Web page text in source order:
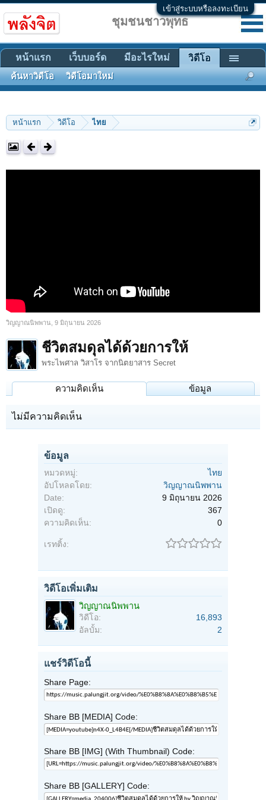
เข้าสู่ระบบหรือลงทะเบียน
หน้าแรก วิดีโอ ไทย
วิญญาณนิพพาน 9 มิถุนายน 2026
ชีวิตสมดุลได้ด้วยการให้
พระไพศาล วิสาโร จากนิตยาสาร Secret
ความคิดเห็น ข้อมูล
ไม่มีความคิดเห็น
ข้อมูล
หมวดหมู่:
ไทย
อัปโหลดโดย:
วิญญาณนิพพาน
Date:
9 มิถุนายน 2026
เปิดดู:
367
ความคิดเห็น:
0
เรทติ้ง:
วิดีโอเพิ่มเติม
วิญญาณนิพพาน
วิดีโอ:
16,893
อัลบั้ม:
2
แชร์วิดีโอนี้
Share Page:
Share BB [MEDIA] Code:
Share BB [IMG] (With Thumbnail) Code:
Share BB [GALLERY] Code:
ชุมชนชาวพุทธ
หน้าแรก เว็บบอร์ด มีอะไรใหม่ วิดีโอ
ค้นหาวิดีโอ วิดีโอมาใหม่